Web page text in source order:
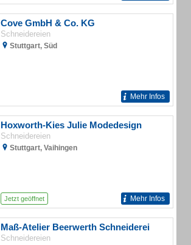
Cove GmbH & Co. KG
Schneidereien
Stuttgart, Süd
Mehr Infos
Hoxworth-Kies Julie Modedesign
Schneidereien
Stuttgart, Vaihingen
Jetzt geöffnet Mehr Infos
Maß-Atelier Beerwerth Schneiderei
Schneidereien